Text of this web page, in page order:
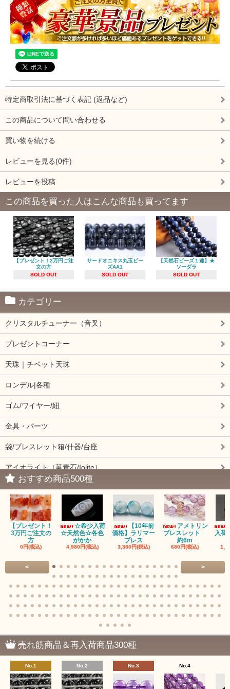
特定商取引法に基づく表記 (返品など)
この商品について問い合わせる
買い物を続ける
レビューを見る(0件)
レビューを投稿
この商品を買った人はこんな商品も買ってます
【プレゼント！2万円ご注
文の方
SOLD OUT
サードオニキス丸玉ビー
ズAA1
SOLD OUT
【天然石ビーズ１連】★
ソーダラ
SOLD OUT
カテゴリー
クリスタルチューナー（音叉）
プレゼントコーナー
天珠｜チベット天珠
ロンデル|各種
ゴム/ワイヤー/紐
金具・パーツ
袋/ブレスレット箱/什器/台座
アイオライト（菫青石/Iolite）
アイドクレーズ（Idocrase）（別名ベスビアナイト）
アクアマリン（藍玉/藍柱石/Aquamarine）
アクチノライトインクォーツ（Actinolite/緑閃石）
赤瑪瑙（レッドアゲート/カーネリアン）
アゲート（瑪瑙/Agate）各種
アズロマラカイト（Azuromalachite）
おすすめ商品500種
【プレゼント！
3万円ご注文の
方
0円(税込)
☆希少入荷
☆天然色☆各色
がかか
4,980円(税込)
【10年前
価格】ラリマー
ブレス
3,380円(税込)
アメトリン
ブレスレット
約6m
680円(税込)
入荷
< >
売れ筋商品＆再入荷商品300種
No.1 No.2 No.3 No.4